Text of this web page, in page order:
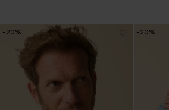
-20% -20%